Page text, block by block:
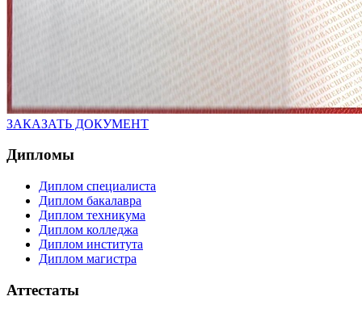
ЗАКАЗАТЬ ДОКУМЕНТ
Дипломы
Диплом специалиста
Диплом бакалавра
Диплом техникума
Диплом колледжа
Диплом института
Диплом магистра
Аттестаты